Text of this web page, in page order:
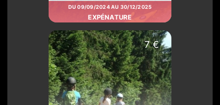
DU 09/09/2024 AU 30/12/2025
EXPÉNATURE
7 €